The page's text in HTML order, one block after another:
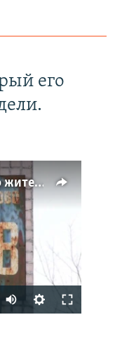
его
Как живет город, который его жители никогда не видели. Неизвестная Россия